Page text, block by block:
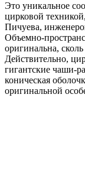
Это уникальное
цирковой
Пичуева,
Объемно-
оригинальна,
Действительно,
гигантские чаши-
коническая
оригинальной